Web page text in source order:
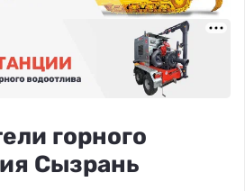
горного
Сызрань